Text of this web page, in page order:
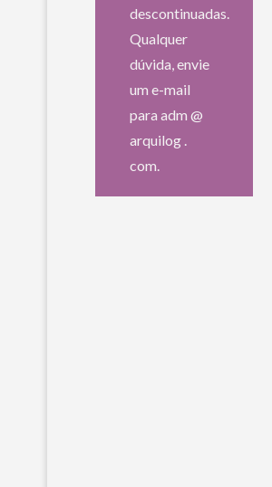
descontinuadas.
Qualquer
dúvida, envie
um e-mail
para adm @
arquilog .
com.